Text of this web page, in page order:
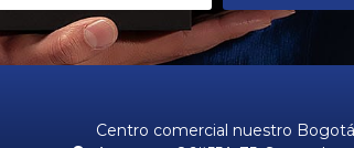
Centro comercial nuestro Bogotá